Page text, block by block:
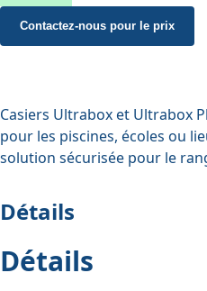
Contactez-nous pour le prix
Casiers Ultrabox et Ultrabox
pour les piscines, écoles ou
solution sécurisée pour le
Détails
Détails